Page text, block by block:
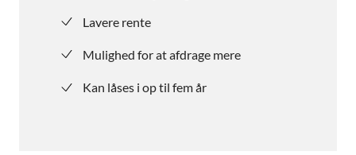
Lavere rente
Mulighed for at afdrage mere
Kan låses i op til fem år